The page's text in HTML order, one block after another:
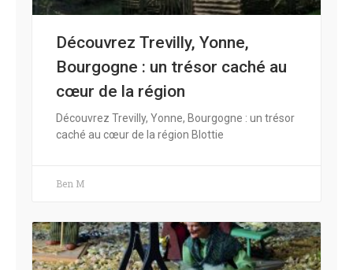
Découvrez Trevilly, Yonne,
Bourgogne : un trésor caché au
cœur de la région
Découvrez Trevilly, Yonne, Bourgogne : un trésor
caché au cœur de la région Blottie
Ben M